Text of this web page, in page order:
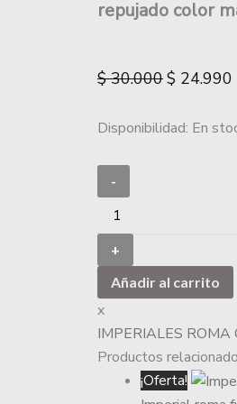
repujado color
$30.000$ 24.990
Disponibilidad: En
-
+
Añadir al carrito
x
IMPERIALES ROMA
Productos
¡Oferta!